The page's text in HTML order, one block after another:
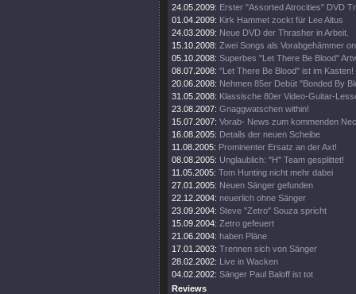
24.05.2009: Erster "Assorted Atrocities" DVD
01.04.2009: Kirk Hammet zockt für Lee Altus
24.03.2009: Neue DVD der Thrasher in Arbeit.
15.10.2008: Zwei Songs als Vorabgehämmer
05.10.2008: Superbes "Let There Be Blood"
08.07.2008: "Let There Be Blood" ist im Kasten!
20.06.2008: Nehmen 85er Debüt "Bonded By
31.05.2008: Klassische 80er Video-Guitar-
23.08.2007: Gnaggwatschen within!
15.07.2007: Vorab- News zum kommenden
16.08.2005: Details der neuen Scheibe
11.08.2005: Prominenter Ersatz an der Axt!
08.08.2005: Unglaublich: "H" Team gesplittet!
11.05.2005: Tom Hunting nicht mehr dabei
27.01.2005: Neuen Sänger gefunden
22.12.2004: neuerlich ohne Sänger
23.09.2004: Steve "Zetro" Souza spricht
15.09.2004: Zetro gefeuert
21.06.2004: haben Pläne
17.01.2003: Trennen sich von Sänger
28.02.2002: Live in Wacken
04.02.2002: Sänger Paul Baloff ist tot
Reviews